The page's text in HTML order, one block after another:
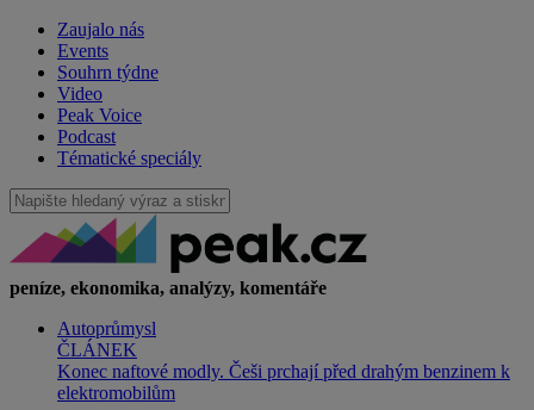
Zaujalo nás
Events
Souhrn týdne
Video
Peak Voice
Podcast
Tématické speciály
peníze, ekonomika, analýzy, komentáře
Autoprůmysl
ČLÁNEK
Konec naftové modly. Češi prchají před drahým benzinem k
elektromobilům